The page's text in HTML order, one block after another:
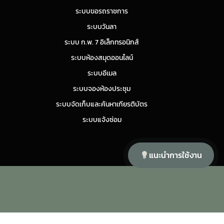
ระบบขอรถราชการ
ระบบวันลา
ระบบ ก.พ. 7 อิเล็กทรอนิกส์
ระบบห้องสมุดออนไลน์
ระบบอีเมล
ระบบจองห้องประชุม
ระบบจัดเก็บและค้นหาเกียรติบัตร
ระบบแจ้งซ่อม
แนะนำการใช้งาน